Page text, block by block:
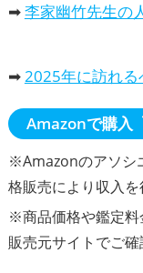
➡李家幽竹先生の
➡2025年に訪れ
Amazonで購入
※Amazonのアソシ
格販売により収入を
※商品価格や鑑定料
販売元サイトでご確